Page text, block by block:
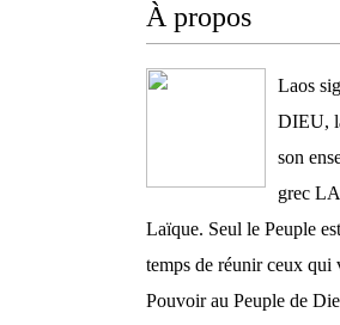
À propos
Laos
DIEU,
son
grec
Laïque. Seul le Peuple
temps de réunir ceux qui
Pouvoir au Peuple de